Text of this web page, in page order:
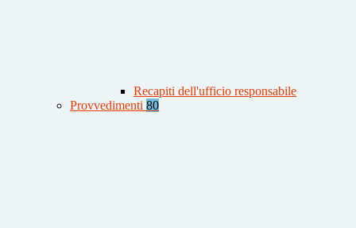
Recapiti dell'ufficio responsabile
Provvedimenti 80